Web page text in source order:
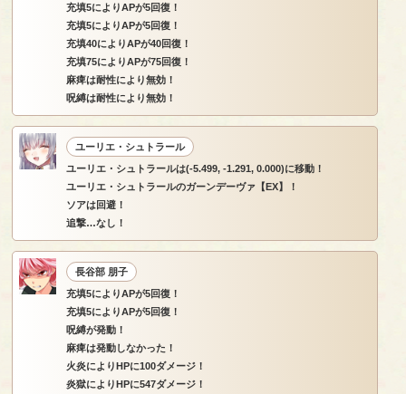
充填5によりAPが5回復！
充填5によりAPが5回復！
充填40によりAPが40回復！
充填75によりAPが75回復！
麻痺は耐性により無効！
呪縛は耐性により無効！
ユーリエ・シュトラール
ユーリエ・シュトラールは(-5.499, -1.291, 0.000)に移動！
ユーリエ・シュトラールのガーンデーヴァ【EX】！
ソアは回避！
追撃…なし！
長谷部 朋子
充填5によりAPが5回復！
充填5によりAPが5回復！
呪縛が発動！
麻痺は発動しなかった！
火炎によりHPに100ダメージ！
炎獄によりHPに547ダメージ！